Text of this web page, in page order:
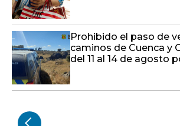
Prohibido el paso de
caminos de Cuenca y
del 11 al 14 de agosto